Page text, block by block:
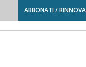
ABBONATI / RINNOVA